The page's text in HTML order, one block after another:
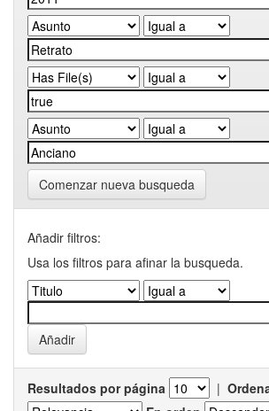
Comenzar nueva busqueda
Añadir filtros:
Usa los filtros para afinar la busqueda.
Resultados por página |